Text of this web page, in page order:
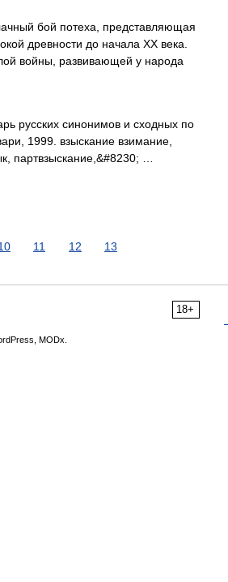
бой потеха, представляющая
древности до начала XX века.
войны, развивающей у народа
русских синонимов и сходных по
1999. взыскание взимание,
партвзыскание,&#8230; …
11 12 13
18+
MODx.